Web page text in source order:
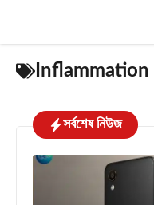
Menu
Inflammation
সর্বশেষ নিউজ